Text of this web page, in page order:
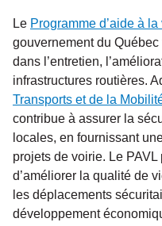
Le Programme d’aide à
gouvernement du
dans l’entretien,
infrastructures routières.
Transports et de la
contribue à assurer la
locales, en fournissant
projets de voirie. Le
d’améliorer la qualité de
les déplacements
développement